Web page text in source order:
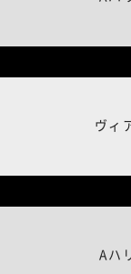
ヴィ
Aハ